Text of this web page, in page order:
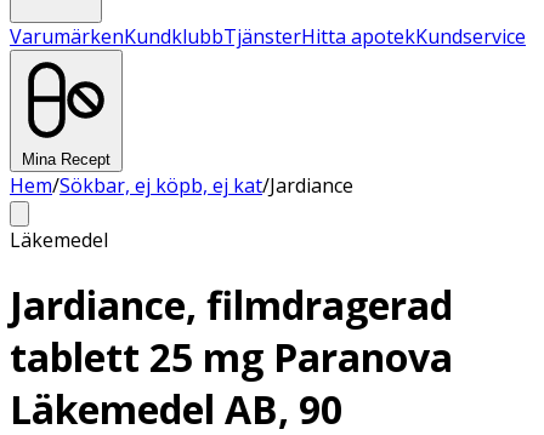
VarumärkenKundklubbTjänsterHitta apotekKundservice
Mina Recept
Hem/Sökbar, ej köpb, ej kat/Jardiance
Läkemedel
Jardiance, filmdragerad
tablett 25 mg Paranova
Läkemedel AB, 90